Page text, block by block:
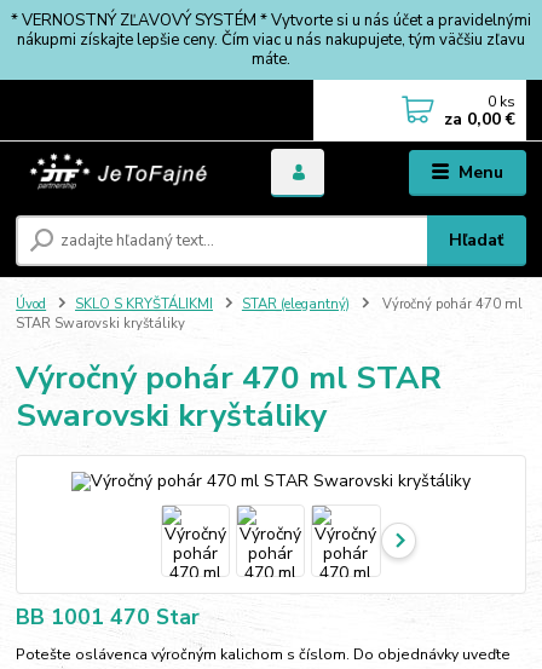
* VERNOSTNÝ ZĽAVOVÝ SYSTÉM * Vytvorte si u nás účet a pravidelnými
nákupmi získajte lepšie ceny. Čím viac u nás nakupujete, tým väčšiu zľavu
máte.
Menu
Hľadať
0 ks
za 0,00 €
Úvod SKLO S KRYŠTÁLIKMI STAR (elegantný)
Výročný pohár 470 ml
STAR Swarovski kryštáliky
Výročný pohár 470 ml STAR
Swarovski kryštáliky
BB 1001 470 Star
Potešte oslávenca výročným kalichom s číslom. Do objednávky uveďte